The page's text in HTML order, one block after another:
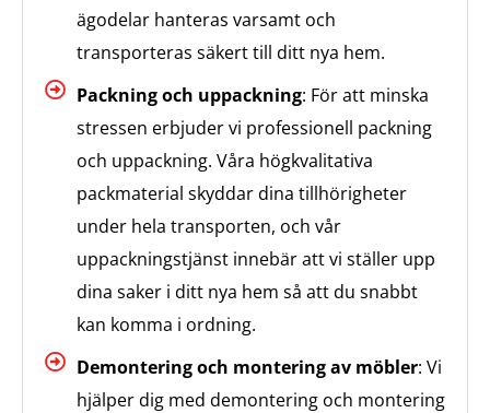
ägodelar hanteras varsamt och
transporteras säkert till ditt nya hem.
Packning och uppackning: För att minska
stressen erbjuder vi professionell packning
och uppackning. Våra högkvalitativa
packmaterial skyddar dina tillhörigheter
under hela transporten, och vår
uppackningstjänst innebär att vi ställer upp
dina saker i ditt nya hem så att du snabbt
kan komma i ordning.
Demontering och montering av möbler: Vi
hjälper dig med demontering och montering